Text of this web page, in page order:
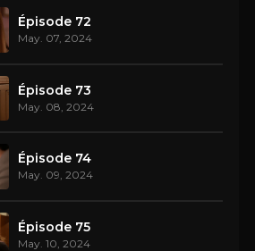
Épisode 72
May. 07, 2024
Épisode 73
May. 08, 2024
Épisode 74
May. 09, 2024
Épisode 75
May. 10, 2024